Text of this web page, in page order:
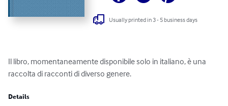
Usually printed in 3 - 5 business days
Il libro, momentaneamente disponibile solo in italiano, è una
raccolta di racconti di diverso genere.
Details